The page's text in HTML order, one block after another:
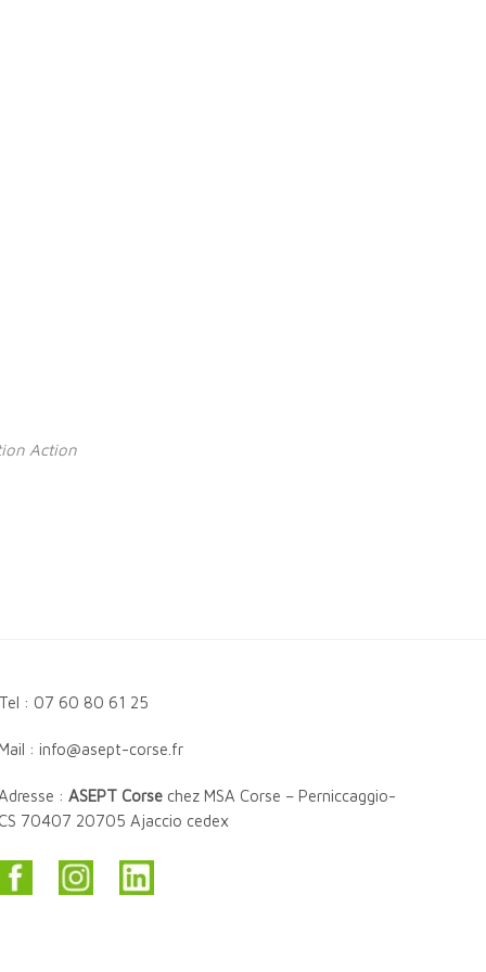
Action
: 07 60 80 61 25
: info@asept-corse.fr
: ASEPT Corsechez MSA Corse – Perniccaggio-
70407 20705 Ajaccio cedex